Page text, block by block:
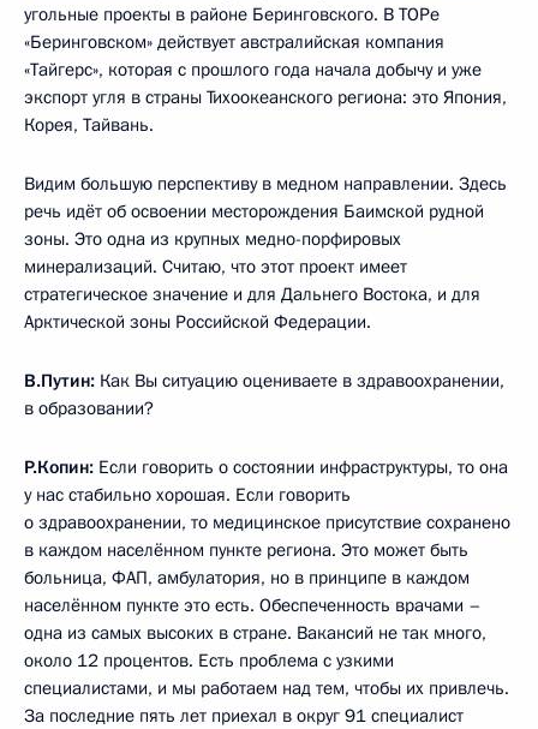
угольные проекты в районе Беринговского. В ТОРе
«Беринговском» действует австралийская компания
«Тайгерс», которая с прошлого года начала добычу и уже
экспорт угля в страны Тихоокеанского региона: это Япония,
Корея, Тайвань.
Видим большую перспективу в медном направлении. Здесь
речь идёт об освоении месторождения Баимской рудной
зоны. Это одна из крупных медно-порфировых
минерализаций. Считаю, что этот проект имеет
стратегическое значение и для Дальнего Востока, и для
Арктической зоны Российской Федерации.
В.Путин: Как Вы ситуацию оцениваете в здравоохранении,
в образовании?
Р.Копин: Если говорить о состоянии инфраструктуры, то она
у нас стабильно хорошая. Если говорить
о здравоохранении, то медицинское присутствие сохранено
в каждом населённом пункте региона. Это может быть
больница, ФАП, амбулатория, но в принципе в каждом
населённом пункте это есть. Обеспеченность врачами –
одна из самых высоких в стране. Вакансий не так много,
около 12 процентов. Есть проблема с узкими
специалистами, и мы работаем над тем, чтобы их привлечь.
За последние пять лет приехал в округ 91 специалист